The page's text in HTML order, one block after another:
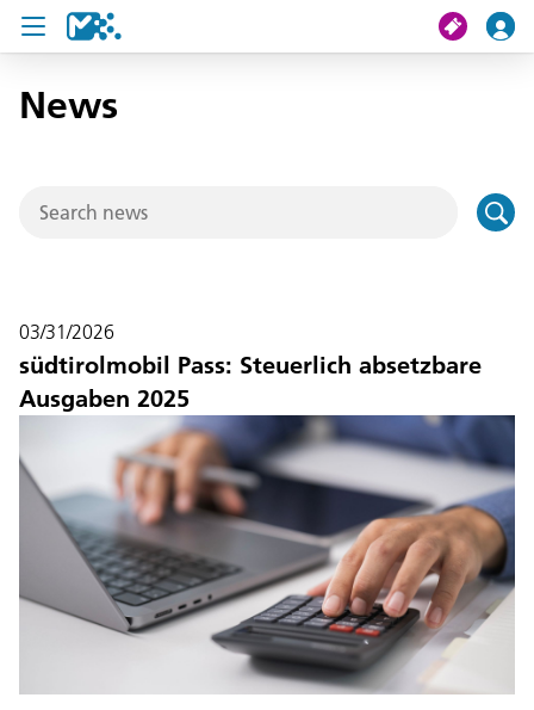
search
News
Contact us
News
03/31/2026
südtirolmobil Pass: Steuerlich absetzbare
Ausgaben 2025